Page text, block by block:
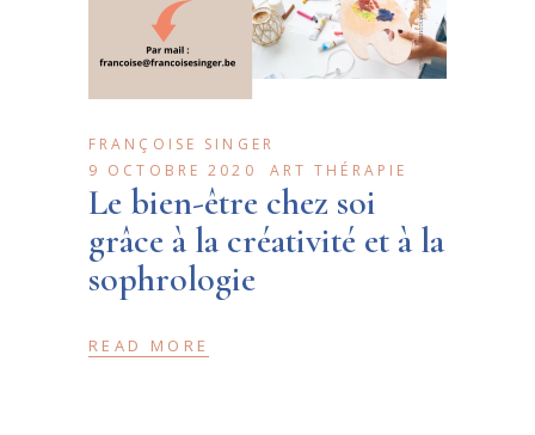
FRANÇOISE SINGER
9 OCTOBRE 2020
ART THÉRAPIE
Le bien-être chez soi
grâce à la créativité et à la
sophrologie
READ MORE